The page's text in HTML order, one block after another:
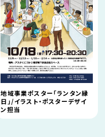
地域事業ポスター「ランタン縁
日」/イラスト・ポスターデザイ
ン担当